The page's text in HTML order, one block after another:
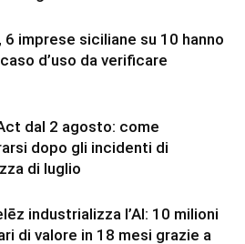
6 imprese siciliane su 10 hanno
d’uso da verificare
dal 2 agosto: come
dopo gli incidenti di
di luglio
industrializza l’AI: 10 milioni
di valore in 18 mesi grazie a